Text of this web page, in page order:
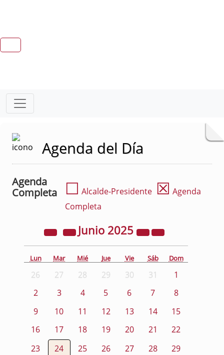
Agenda del Día
Agenda
Completa
☐ Alcalde-Presidente ☒ Agenda
Completa
Junio 2025
Lun Mar Mié Jue Vie Sáb Dom
26 27 28 29 30 31
1
2
3 4 5 6 7
8
9
10 11 12 13 14
15
16
17 18 19 20 21
22
23
24 25 26 27 28
29